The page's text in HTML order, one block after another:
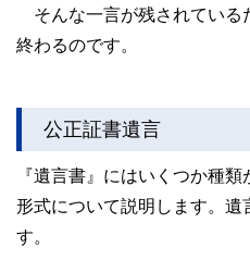
そんな一言が残されている
終わるのです。
公正証書遺言
『遺言書』にはいくつか種
形式について説明します。
す。